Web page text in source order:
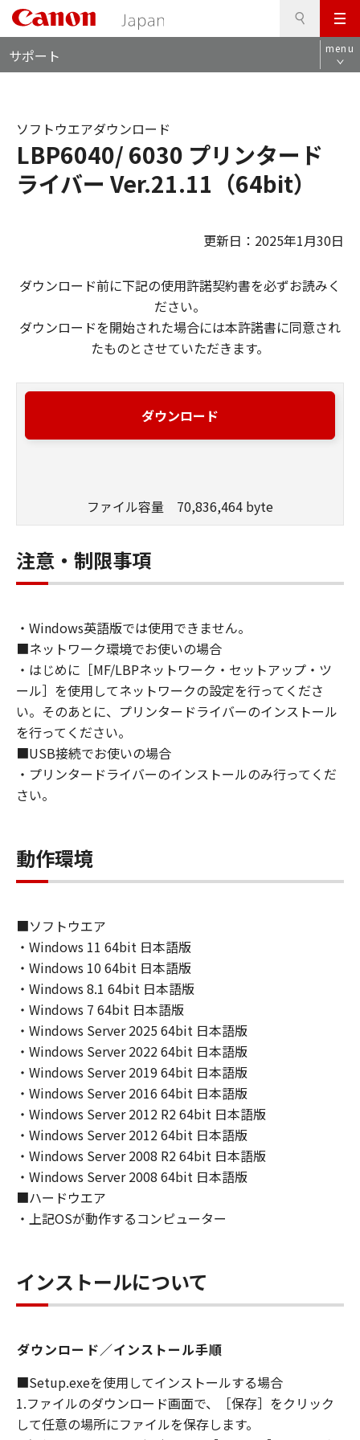
メ
ニ
ュ
サポート menu
LBP6040/ 6030 プリンタード
ライバー Ver.21.11（64bit）
ソフトウエアダウンロード
更新日：2025年1月30日
ダウンロード前に下記の使用許諾契約書を必ずお読みく
ださい。
ダウンロードを開始された場合には本許諾書に同意され
たものとさせていただきます。
ダウンロード
ファイル容量 70,836,464 byte
注意・制限事項
・Windows英語版では使用できません。
■ネットワーク環境でお使いの場合
・はじめに［MF/LBPネットワーク・セットアップ・ツ
ール］を使用してネットワークの設定を行ってくださ
い。そのあとに、プリンタードライバーのインストール
を行ってください。
■USB接続でお使いの場合
・プリンタードライバーのインストールのみ行ってくだ
さい。
動作環境
■ソフトウエア
・Windows 11 64bit 日本語版
・Windows 10 64bit 日本語版
・Windows 8.1 64bit 日本語版
・Windows 7 64bit 日本語版
・Windows Server 2025 64bit 日本語版
・Windows Server 2022 64bit 日本語版
・Windows Server 2019 64bit 日本語版
・Windows Server 2016 64bit 日本語版
・Windows Server 2012 R2 64bit 日本語版
・Windows Server 2012 64bit 日本語版
・Windows Server 2008 R2 64bit 日本語版
・Windows Server 2008 64bit 日本語版
■ハードウエア
・上記OSが動作するコンピューター
インストールについて
ダウンロード／インストール手順
■Setup.exeを使用してインストールする場合
1.ファイルのダウンロード画面で、［保存］をクリック
して任意の場所にファイルを保存します。